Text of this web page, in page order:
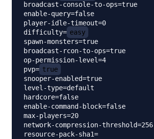
broadcast-console-to-ops=true
enable-query=false
player-idle-timeout=0
difficulty= easy
spawn-monsters=true
broadcast-rcon-to-ops=true
op-permission-level=4
pvp= true
snooper-enabled=true
level-type=default
hardcore=false
enable-command-block=false
max-players=20
network-compression-threshold=256
resource-pack-sha1=